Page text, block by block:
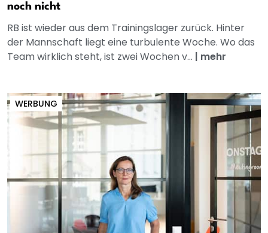
noch nicht
RB ist wieder aus dem Trainingslager zurück. Hinter
der Mannschaft liegt eine turbulente Woche. Wo das
Team wirklich steht, ist zwei Wochen v... | mehr
WERBUNG